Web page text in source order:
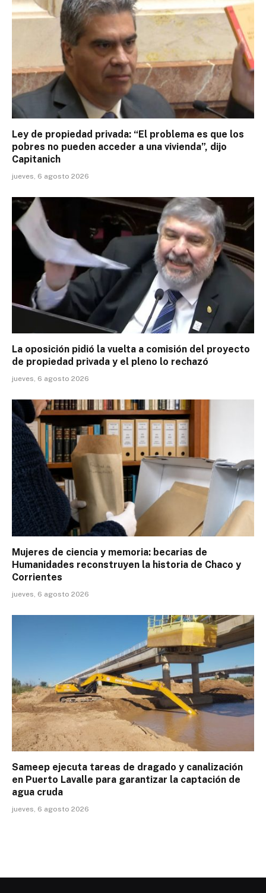
Ley de propiedad privada: “El problema es que los
pobres no pueden acceder a una vivienda”, dijo
Capitanich
jueves, 6 agosto 2026
La oposición pidió la vuelta a comisión del proyecto
de propiedad privada y el pleno lo rechazó
jueves, 6 agosto 2026
Mujeres de ciencia y memoria: becarias de
Humanidades reconstruyen la historia de Chaco y
Corrientes
jueves, 6 agosto 2026
Sameep ejecuta tareas de dragado y canalización
en Puerto Lavalle para garantizar la captación de
agua cruda
jueves, 6 agosto 2026